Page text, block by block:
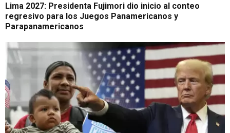
Lima 2027: Presidenta Fujimori dio inicio al conteo
regresivo para los Juegos Panamericanos y
Parapanamericanos